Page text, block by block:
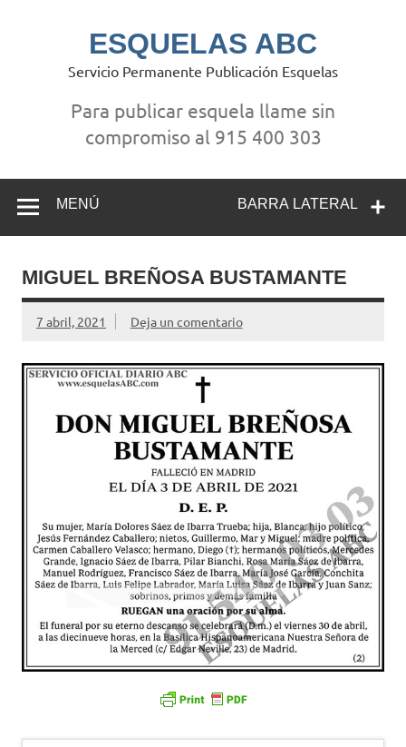
ESQUELAS ABC
Servicio Permanente Publicación Esquelas
Para publicar esquela llame sin
compromiso al 915 400 303
BARRA LATERAL
MENÚ
MIGUEL BREÑOSA BUSTAMANTE
7 abril, 2021 Deja un comentario